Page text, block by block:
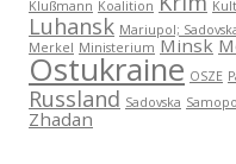
Klußmann Koalition
Luhansk Mariupol;
Merkel Ministerium Minsk
Ostukraine OSZE
Russland Sadovska
Zhadan